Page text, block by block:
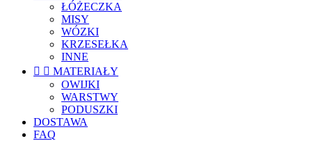
ŁÓŻECZKA
MISY
WÓZKI
KRZESEŁKA
INNE
  MATERIAŁY
OWIJKI
WARSTWY
PODUSZKI
DOSTAWA
FAQ